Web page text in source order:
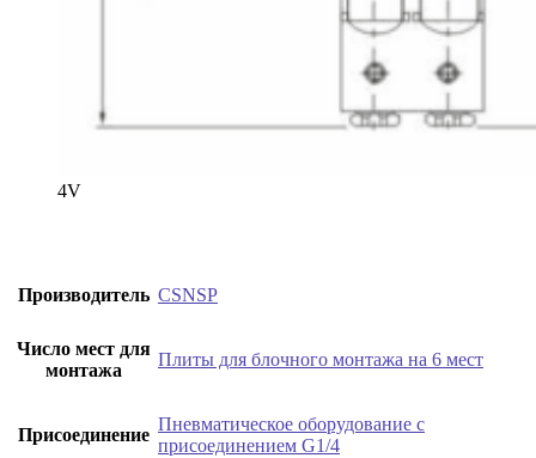
4V
Производитель CSNSP
Число мест для
монтажа
Плиты для блочного монтажа на 6 мест
Присоединение
Пневматическое оборудование с
присоединением G1/4